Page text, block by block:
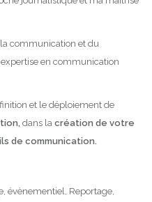
communication et du
en communication
et le déploiement de
dans lacréation de votre
de communication.
évènementiel, Reportage,